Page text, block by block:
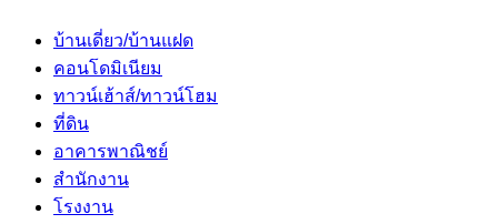
บ้านเดี่ยว/บ้านแฝด
คอนโดมิเนียม
ทาวน์เฮ้าส์/ทาวน์โฮม
ที่ดิน
อาคารพาณิชย์
สำนักงาน
โรงงาน